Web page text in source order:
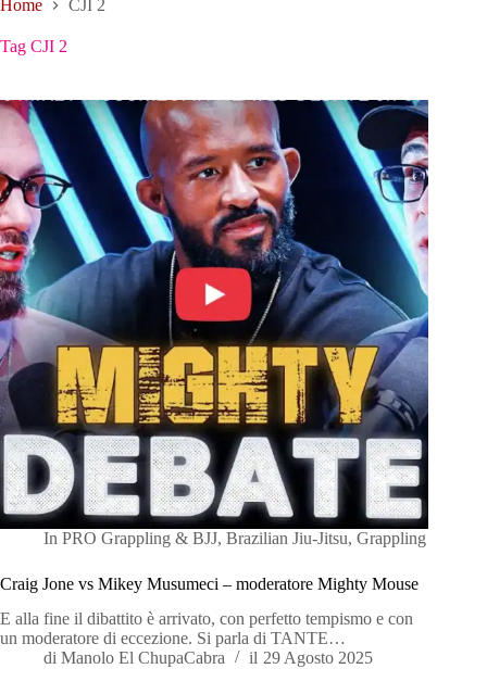
Home CJI 2
Tag CJI 2
In PRO Grappling & BJJ,Brazilian Jiu-Jitsu,Grappling
Craig Jone vs Mikey Musumeci – moderatore Mighty Mouse
E alla fine il dibattito è arrivato, con perfetto tempismo e con
un moderatore di eccezione. Si parla di TANTE…
di Manolo El ChupaCabra il 29 Agosto 2025